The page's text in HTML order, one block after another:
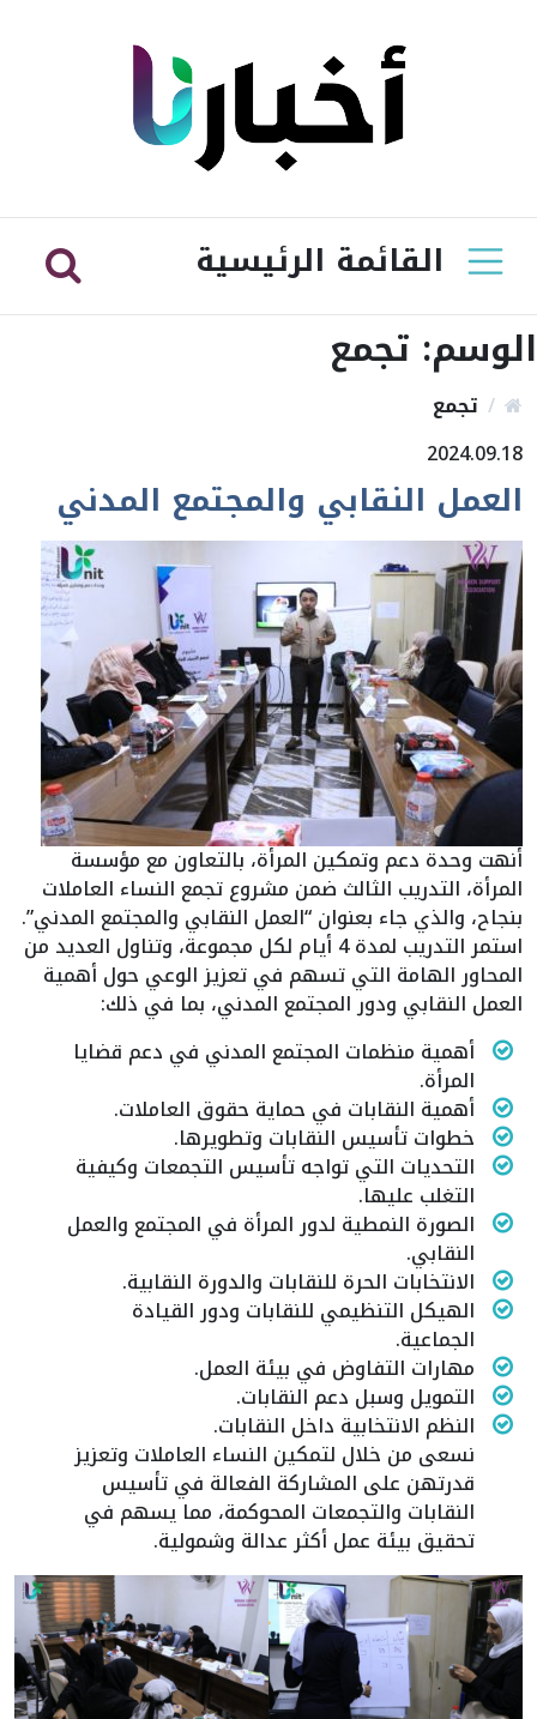
القائمة الرئيسية
الوسم: تجمع
تجمع
2024.09.18
العمل النقابي والمجتمع المدني
أنهت وحدة دعم وتمكين المرأة، بالتعاون مع مؤسسة
المرأة، التدريب الثالث ضمن مشروع تجمع النساء العاملات
بنجاح، والذي جاء بعنوان “العمل النقابي والمجتمع المدني”.
استمر التدريب لمدة 4 أيام لكل مجموعة، وتناول العديد من
المحاور الهامة التي تسهم في تعزيز الوعي حول أهمية
العمل النقابي ودور المجتمع المدني، بما في ذلك:
أهمية منظمات المجتمع المدني في دعم قضايا
المرأة.
أهمية النقابات في حماية حقوق العاملات.
خطوات تأسيس النقابات وتطويرها.
التحديات التي تواجه تأسيس التجمعات وكيفية
التغلب عليها.
الصورة النمطية لدور المرأة في المجتمع والعمل
النقابي.
الانتخابات الحرة للنقابات والدورة النقابية.
الهيكل التنظيمي للنقابات ودور القيادة
الجماعية.
مهارات التفاوض في بيئة العمل.
التمويل وسبل دعم النقابات.
النظم الانتخابية داخل النقابات.
نسعى من خلال لتمكين النساء العاملات وتعزيز
قدرتهن على المشاركة الفعالة في تأسيس
النقابات والتجمعات المحوكمة، مما يسهم في
تحقيق بيئة عمل أكثر عدالة وشمولية.